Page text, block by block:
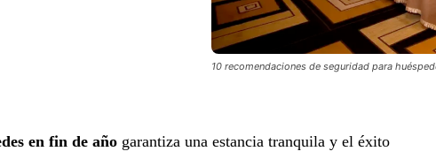
10 recomendaciones de seguridad para
en fin de añogarantiza una estancia tranquila y el éxito